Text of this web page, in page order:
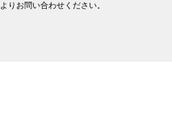
よりお問い合わせください。